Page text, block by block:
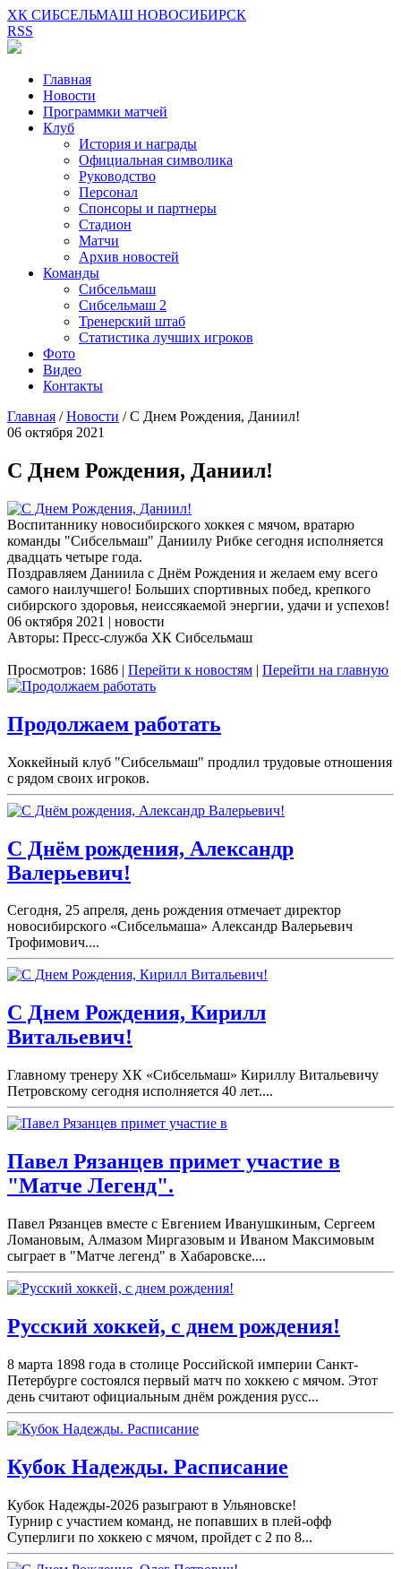
ХК СИБСЕЛЬМАШ НОВОСИБИРСК
RSS
Главная
Новости
Программки матчей
Клуб
История и награды
Официальная символика
Руководство
Персонал
Спонсоры и партнеры
Стадион
Матчи
Архив новостей
Команды
Сибсельмаш
Сибсельмаш 2
Тренерский штаб
Статистика лучших игроков
Фото
Видео
Контакты
Главная /Новости /С Днем Рождения, Даниил!
06 октября 2021
С Днем Рождения, Даниил!
Воспитаннику новосибирского хоккея с мячом, вратарю
команды "Сибсельмаш" Даниилу Рибке сегодня исполняется
двадцать четыре года.
Поздравляем Даниила с Днём Рождения и желаем ему всего
самого наилучшего! Больших спортивных побед, крепкого
сибирского здоровья, неиссякаемой энергии, удачи и успехов!
06 октября 2021 | новости
Авторы: Пресс-служба ХК Сибсельмаш
Просмотров: 1686 | Перейти к новостям | Перейти на главную
Продолжаем работать
Хоккейный клуб "Сибсельмаш" продлил трудовые отношения
с рядом своих игроков.
С Днём рождения, Александр
Валерьевич!
Сегодня, 25 апреля, день рождения отмечает директор
новосибирского «Сибсельмаша» Александр Валерьевич
Трофимович....
С Днем Рождения, Кирилл
Витальевич!
Главному тренеру ХК «Сибсельмаш» Кириллу Витальевичу
Петровскому сегодня исполняется 40 лет....
Павел Рязанцев примет участие в
"Матче Легенд".
Павел Рязанцев вместе с Евгением Иванушкиным, Сергеем
Ломановым, Алмазом Миргазовым и Иваном Максимовым
сыграет в "Матче легенд" в Хабаровске....
Русский хоккей, с днем рождения!
8 марта 1898 года в столице Российской империи Санкт-
Петербурге состоялся первый матч по хоккею с мячом. Этот
день считают официальным днём рождения русс...
Кубок Надежды. Расписание
Кубок Надежды-2026 разыграют в Ульяновске!
Турнир с участием команд, не попавших в плей-офф
Суперлиги по хоккею с мячом, пройдет с 2 по 8...